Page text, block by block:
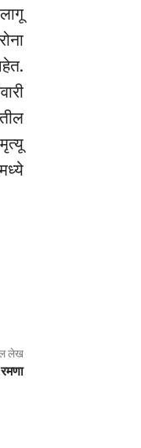
लेख